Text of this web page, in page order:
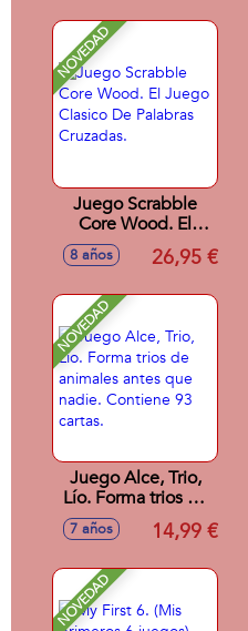
NOVEDAD
Juego Scrabble
Core Wood. El
Juego Clasico De
Palabras Cruzadas.
8 años 26,95 €
NOVEDAD
Juego Alce, Trio,
Lío. Forma trios de
animales antes que
nadie. Contiene 93
7 años 14,99 €
NOVEDAD